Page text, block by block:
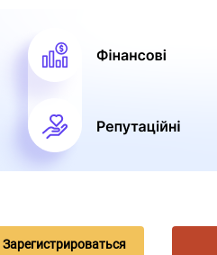
Зарегистрироваться